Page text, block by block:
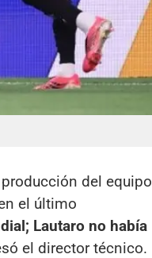
del equipo
el último
Lautaro no había
el director técnico.